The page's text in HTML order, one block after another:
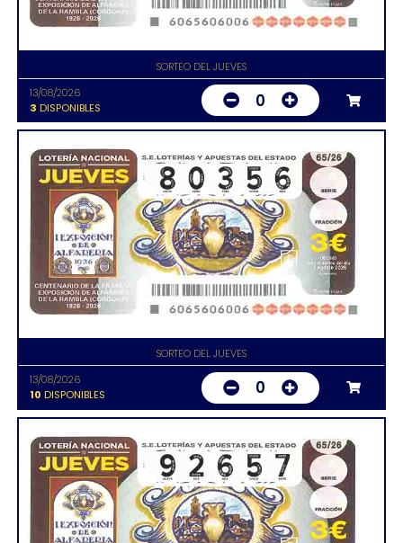
SORTEO DEL JUEVES
13/08/2026
3 DISPONIBLES 0
SORTEO DEL JUEVES
13/08/2026
10 DISPONIBLES 0